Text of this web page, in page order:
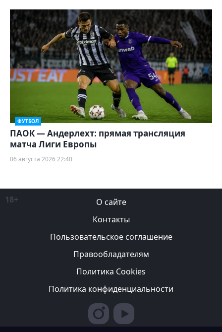
ФУТБОЛ
ПАОК — Андерлехт: прямая трансляция
матча Лиги Европы
06 августа 2026 22:40
18+
О сайте
Контакты
Пользовательское соглашение
Правообладателям
Политика Cookies
Политика конфиденциальности